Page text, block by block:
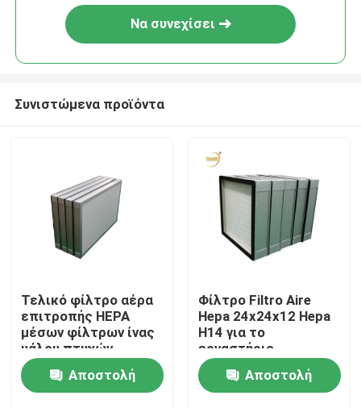
Να συνεχίσει
Συνιστώμενα προϊόντα
Τελικό φίλτρο αέρα
επιτροπής HEPA
μέσων φίλτρων ίνας
υάλου πτυχών
διήθησης μίνι H13
H14 για την
ελασματική
Αποστολή
Φίλτρο Filtro Aire
Hepa 24x24x12 Hepa
H14 για το
εργαστήριο
Αποστολή